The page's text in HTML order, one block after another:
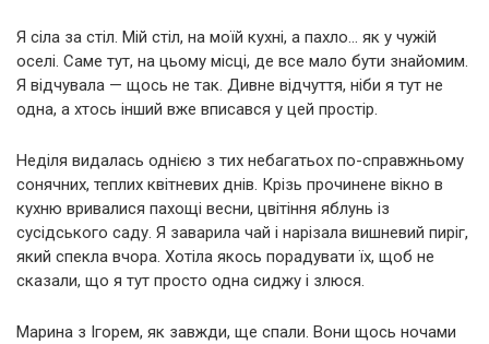
Я сіла за стіл. Мій стіл, на моїй кухні, а пахло… як у чужій
оселі. Саме тут, на цьому місці, де все мало бути знайомим.
Я відчувала — щось не так. Дивне відчуття, ніби я тут не
одна, а хтось інший вже вписався у цей простір.
Неділя видалась однією з тих небагатьох по-справжньому
сонячних, теплих квітневих днів. Крізь прочинене вікно в
кухню вривалися пахощі весни, цвітіння яблунь із
сусідського саду. Я заварила чай і нарізала вишневий пиріг,
який спекла вчора. Хотіла якось порадувати їх, щоб не
сказали, що я тут просто одна сиджу і злюся.
Марина з Ігорем, як завжди, ще спали. Вони щось ночами